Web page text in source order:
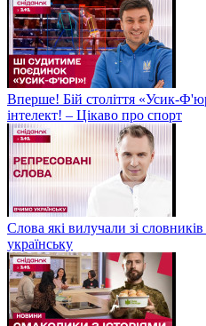
Вперше! Бій століття «Усик-
інтелект! – Цікаво про спорт
Слова які вилучали зі
українську